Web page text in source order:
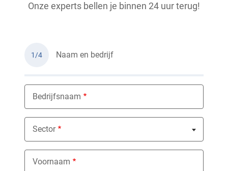
Onze experts bellen je binnen 24 uur terug!
1/4 Naam en bedrijf
Bedrijfsnaam
Sector
Nothing selected
Voornaam